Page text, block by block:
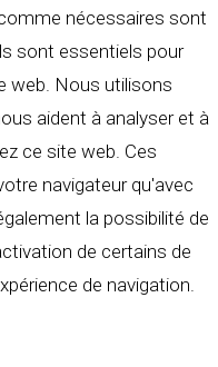
nécessaires sont
sont essentiels pour
web. Nous utilisons
aident à analyser et à
ce site web. Ces
navigateur qu'avec
la possibilité de
de certains de
de navigation.